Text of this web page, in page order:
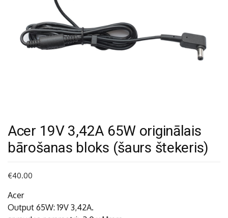
Acer 19V 3,42A 65W originālais
bārošanas bloks (šaurs štekeris)
€40.00
Acer
Output 65W: 19V 3,42A.